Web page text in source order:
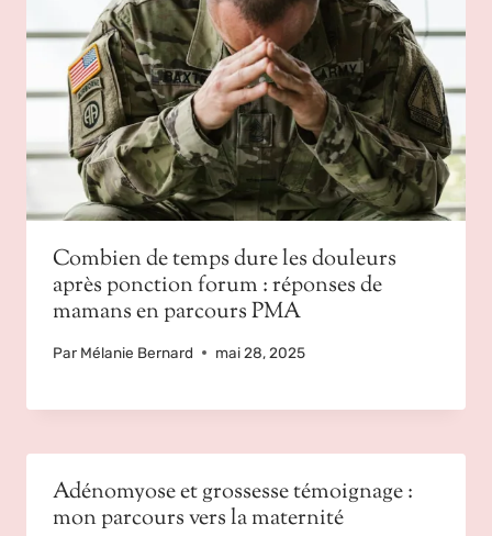
Combien de temps dure les douleurs
après ponction forum : réponses de
mamans en parcours PMA
Par Mélanie Bernard mai 28, 2025
Adénomyose et grossesse témoignage :
mon parcours vers la maternité